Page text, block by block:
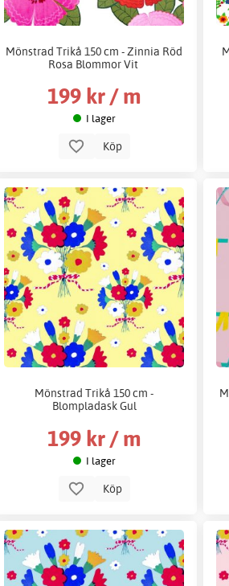
Mönstrad Trikå 150 cm - Zinnia Röd
Rosa Blommor Vit
199 kr / m
I lager
Köp
Mönstrad Trikå 150 cm -
Blompladask Gul
199 kr / m
I lager
Köp